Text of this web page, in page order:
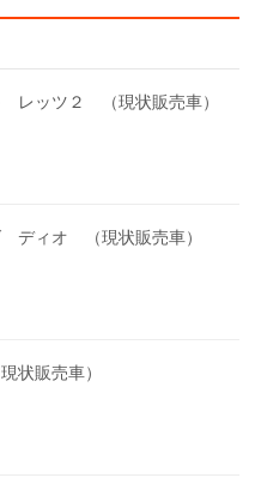
レッツ２ （現状販売車）
ディオ （現状販売車）
販売車）